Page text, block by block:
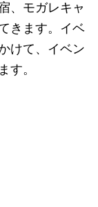
、モガレキャ
きます。イベ
けて、イベン
す。